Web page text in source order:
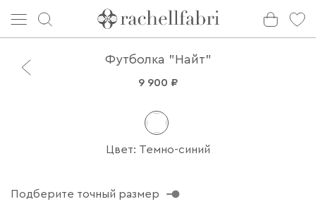
Футболка "Найт"
9 900 ₽
Цвет: Темно-синий
Подберите точный размер